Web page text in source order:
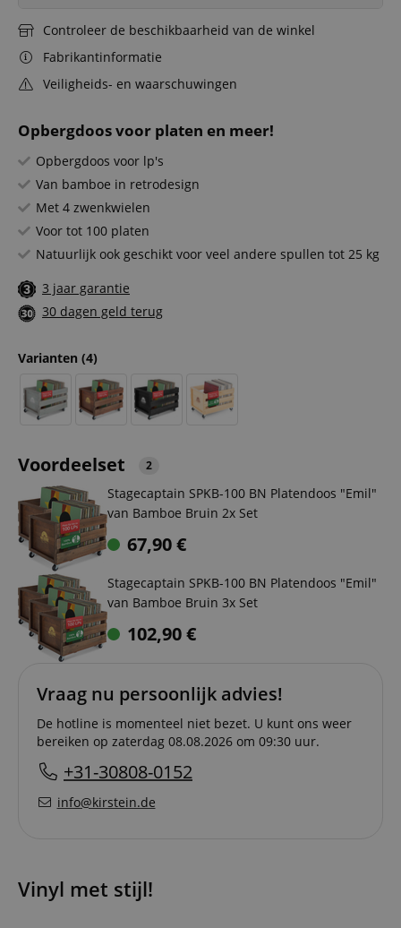
Opbergdoos voor platen en meer!
Opbergdoos voor lp's
Van bamboe in retrodesign
Met 4 zwenkwielen
Voor tot 100 platen
Natuurlijk ook geschikt voor veel andere spullen tot 25 kg
3 jaar garantie
30 dagen geld terug
Varianten (4)
Controleer de beschikbaarheid van de winkel
Fabrikantinformatie
Veiligheids- en waarschuwingen
Voordeelset 2
Stagecaptain SPKB-100 BN Platendoos "Emil"
van Bamboe Bruin 2x Set
67,90€
Stagecaptain SPKB-100 BN Platendoos "Emil"
van Bamboe Bruin 3x Set
102,90€
Vraag nu persoonlijk advies!
De hotline is momenteel niet bezet. U kunt ons weer
bereiken op zaterdag 08.08.2026 om 09:30 uur.
+31-30808-0152
info@kirstein.de
Vinyl met stijl!